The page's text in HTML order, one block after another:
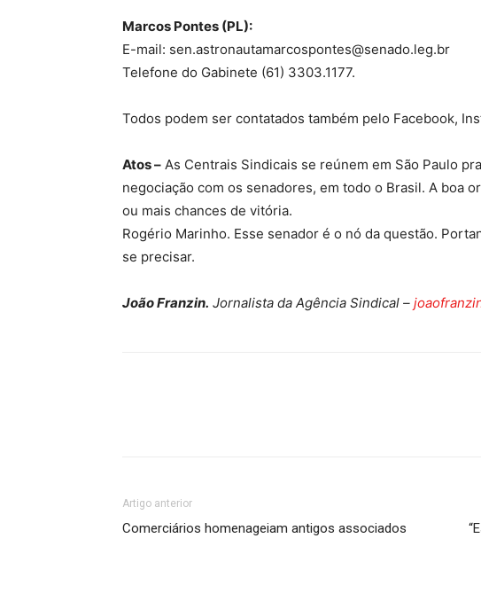
Marcos Pontes (PL):
E-mail: sen.astronautamarcospontes@senado.leg.br
Telefone do Gabinete (61) 3303.1177.
Todos podem ser contatados também pelo Facebook,
Atos – As Centrais Sindicais se reúnem em São Paulo
negociação com os senadores, em todo o Brasil. A boa
ou mais chances de vitória.
Rogério Marinho. Esse senador é o nó da questão.
se precisar.
João Franzin. Jornalista da Agência Sindical –
Artigo anterior
Comerciários homenageiam antigos associados